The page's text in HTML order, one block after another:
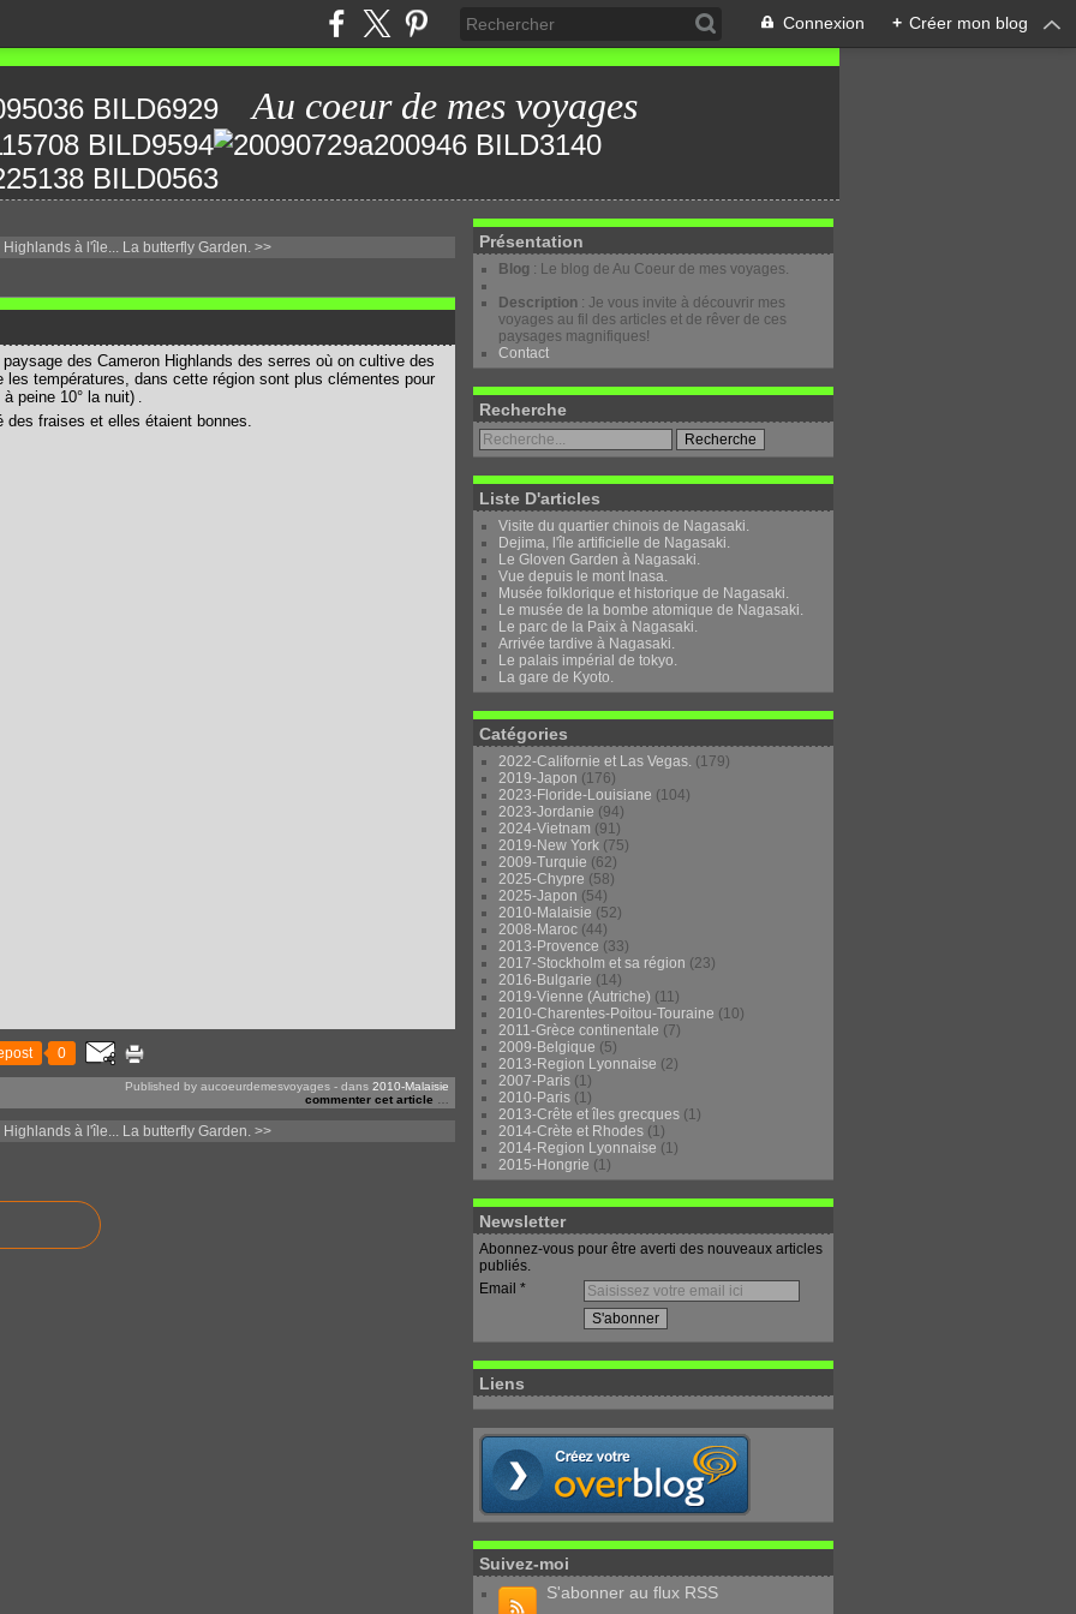
Connexion + Créer mon blog
Au coeur de mes voyages
à l'île... La butterfly Garden. >>
des Cameron Highlands des serres où on cultive des
températures, dans cette région sont plus clémentes pour
peine 10° la nuit) .
des fraises et elles étaient bonnes.
0
Published by aucoeurdemesvoyages - dans 2010-Malaisie
commenter cet article
à l'île... La butterfly Garden. >>
Présentation
Blog : Le blog de Au Coeur de mes voyages.
Description : Je vous invite à découvrir mes
voyages au fil des articles et de rêver de ces
paysages magnifiques!
Contact
Recherche
Liste D'articles
Visite du quartier chinois de Nagasaki.
Dejima, l'île artificielle de Nagasaki.
Le Gloven Garden à Nagasaki.
Vue depuis le mont Inasa.
Musée folklorique et historique de Nagasaki.
Le musée de la bombe atomique de Nagasaki.
Le parc de la Paix à Nagasaki.
Arrivée tardive à Nagasaki.
Le palais impérial de tokyo.
La gare de Kyoto.
Catégories
2022-Californie et Las Vegas. (179)
2019-Japon (176)
2023-Floride-Louisiane (104)
2023-Jordanie (94)
2024-Vietnam (91)
2019-New York (75)
2009-Turquie (62)
2025-Chypre (58)
2025-Japon (54)
2010-Malaisie (52)
2008-Maroc (44)
2013-Provence (33)
2017-Stockholm et sa région (23)
2016-Bulgarie (14)
2019-Vienne (Autriche) (11)
2010-Charentes-Poitou-Touraine (10)
2011-Grèce continentale (7)
2009-Belgique (5)
2013-Region Lyonnaise (2)
2007-Paris (1)
2010-Paris (1)
2013-Crête et îles grecques (1)
2014-Crète et Rhodes (1)
2014-Region Lyonnaise (1)
2015-Hongrie (1)
Newsletter
Abonnez-vous pour être averti des nouveaux articles
publiés.
Email
Liens
Suivez-moi
S'abonner au flux RSS